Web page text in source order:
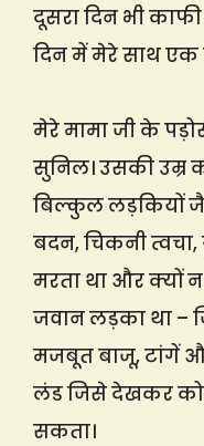
दूसरा दिन भी
दिन में मेरे साथ एक
मेरे मामा जी के
सुनिल। उसकी उम्र
बिल्कुल लड़कियों
बदन, चिकनी त्वचा,
मरता था और क्यों
जवान लड़का था –
मजबूत बाजू, टांगें
लंड जिसे देखकर
सकता।